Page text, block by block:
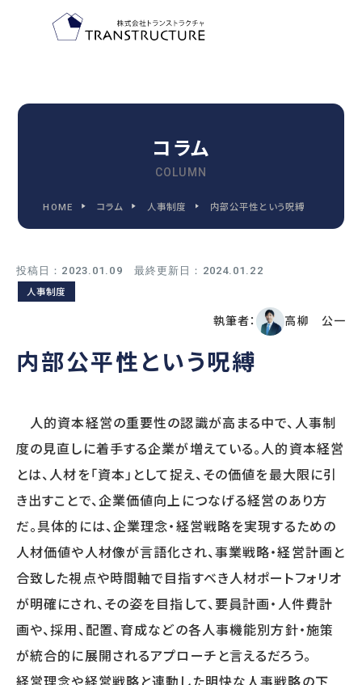
TOP-PAGE
FEATURE
2030年代までに変わる
SERVICE
調査・診断
人事アナリシスレポート®
スマートアセスメント®
モチベーションサーベイ
360度診断
人事制度
人事制度設計
人事制度移行
関連制度設計
人材開発
人材育成方針策定
教育体系構築
雇用施策・その他
雇用調整施策・
適正人員・人件
コラム
COLUMN
HOME コラム 人事制度 内部公平性という呪縛
投稿日：2023.01.09 最終更新日：2024.01.22
人事制度
執筆者： 高柳 公一
内部公平性という呪縛
人的資本経営の重要性の認識が高まる中で、人事制
度の見直しに着手する企業が増えている。人的資本経営
とは、人材を「資本」として捉え、その価値を最大限に引
き出すことで、企業価値向上につなげる経営のあり方
だ。具体的には、企業理念・経営戦略を実現するための
人材価値や人材像が言語化され、事業戦略・経営計画と
合致した視点や時間軸で目指すべき人材ポートフォリオ
が明確にされ、その姿を目指して、要員計画・人件費計
画や、採用、配置、育成などの各人事機能別方針・施策
が統合的に展開されるアプローチと言えるだろう。